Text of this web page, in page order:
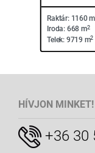
Raktár:1160 m
Iroda: 668 m2
Telek: 9719 m2
HÍVJON MINKET!
+36 30